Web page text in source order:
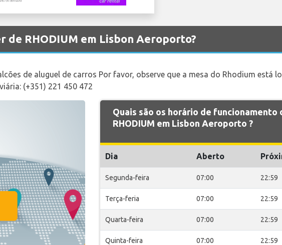
de RHODIUM em Lisbon Aeroporto?
de aluguel de carros Por favor, observe que a mesa do Rhodium está
(+351) 221 450 472
Quais são os horário de funcionamento
RHODIUM em Lisbon Aeroporto ?
Dia Aberto
Segunda-feira 07:00 22:59
Terça-feria 07:00 22:59
Quarta-feira 07:00 22:59
Quinta-feira 07:00 22:59